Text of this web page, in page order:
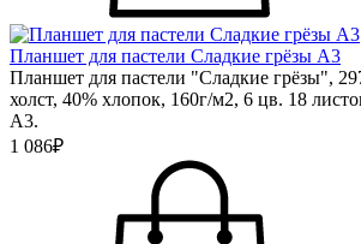
Планшет для пастели Сладкие грёзы А3
Планшет для пастели "Сладкие грёзы",
холст, 40% хлопок, 160г/м2, 6 цв. 18
А3.
1 086₽